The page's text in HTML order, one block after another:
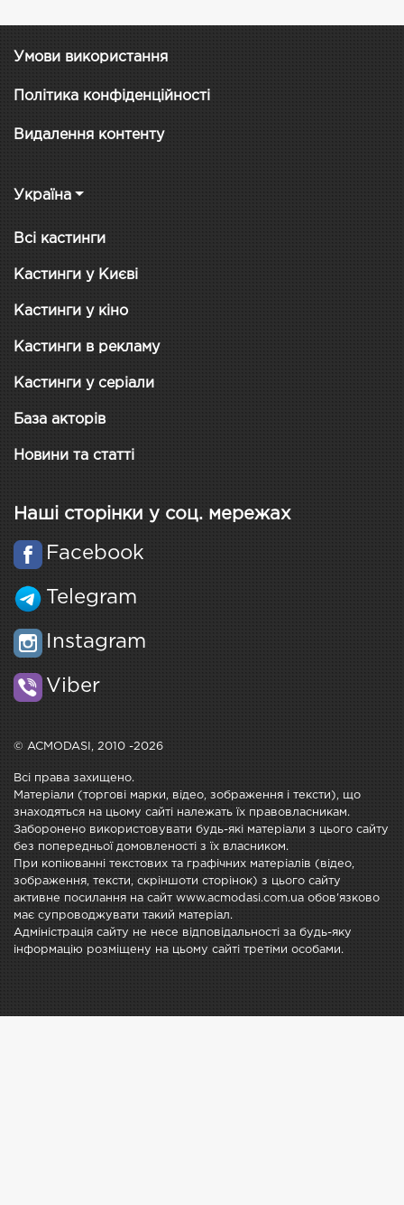
Умови використання
Політика конфіденційності
Видалення контенту
Україна
Всі кастинги
Кастинги у Києві
Кастинги у кіно
Кастинги в рекламу
Кастинги у серіали
База акторів
Новини та статті
Наші сторінки у соц. мережах
Facebook
Telegram
Instagram
Viber
© ACMODASI, 2010 -2026
Всі права захищено.
Матеріали (торгові марки, відео, зображення і тексти), що
знаходяться на цьому сайті належать їх правовласникам.
Заборонено використовувати будь-які матеріали з цього сайту
без попередньої домовленості з їх власником.
При копіюванні текстових та графічних матеріалів (відео,
зображення, тексти, скріншоти сторінок) з цього сайту
активне посилання на сайт www.acmodasi.com.ua обов'язково
має супроводжувати такий матеріал.
Адміністрація сайту не несе відповідальності за будь-яку
інформацію розміщену на цьому сайті третіми особами.